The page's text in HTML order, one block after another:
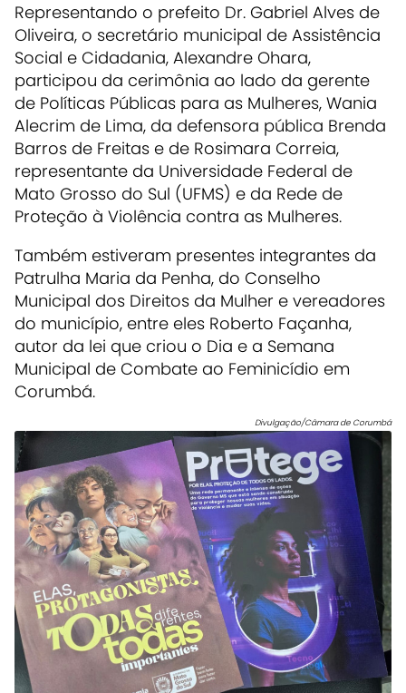
Representando o prefeito Dr. Gabriel Alves de
Oliveira, o secretário municipal de Assistência
Social e Cidadania, Alexandre Ohara,
participou da cerimônia ao lado da gerente
de Políticas Públicas para as Mulheres, Wania
Alecrim de Lima, da defensora pública Brenda
Barros de Freitas e de Rosimara Correia,
representante da Universidade Federal de
Mato Grosso do Sul (UFMS) e da Rede de
Proteção à Violência contra as Mulheres.
Também estiveram presentes integrantes da
Patrulha Maria da Penha, do Conselho
Municipal dos Direitos da Mulher e vereadores
do município, entre eles Roberto Façanha,
autor da lei que criou o Dia e a Semana
Municipal de Combate ao Feminicídio em
Corumbá.
Divulgação/Câmara de Corumbá